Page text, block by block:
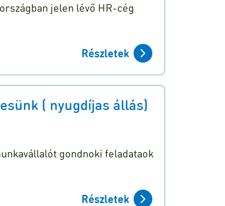
jelen lévő HR-cég
Részletek
( nyugdíjas állás)
gondnoki feladataok
Részletek